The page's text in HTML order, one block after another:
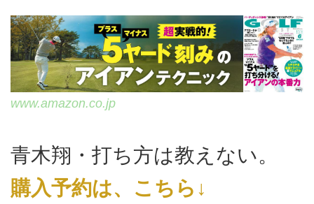
www.amazon.co.jp
青木翔・打ち方は教えない。
購入予約は、こちら↓